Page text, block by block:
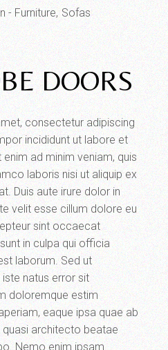
Furniture Sofas
DOORS
consectetur adipiscing
incididunt ut labore et
ad minim veniam, quis
laboris nisi ut aliquip ex
Duis aute irure dolor in
velit esse cillum dolore eu
sint occaecat
in culpa qui officia
laborum. Sed ut
natus error sit
doloremque estim
eaque ipsa quae ab
architecto beatae
Nemo enim ipsam